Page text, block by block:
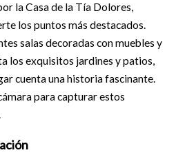
la Casa de la Tía Dolores,
los puntos más destacados.
salas decoradas con muebles y
los exquisitos jardines y patios,
cuenta una historia fascinante.
para capturar estos